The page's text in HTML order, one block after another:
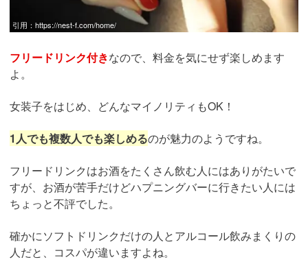
引用： https://nest-f.com/home/
フリードリンク付きなので、料金を気にせず楽しめます
よ。
女装子をはじめ、どんなマイノリティもOK！
1人でも複数人でも楽しめるのが魅力のようですね。
フリードリンクはお酒をたくさん飲む人にはありがたいで
すが、お酒が苦手だけどハプニングバーに行きたい人には
ちょっと不評でした。
確かにソフトドリンクだけの人とアルコール飲みまくりの
人だと、コスパが違いますよね。